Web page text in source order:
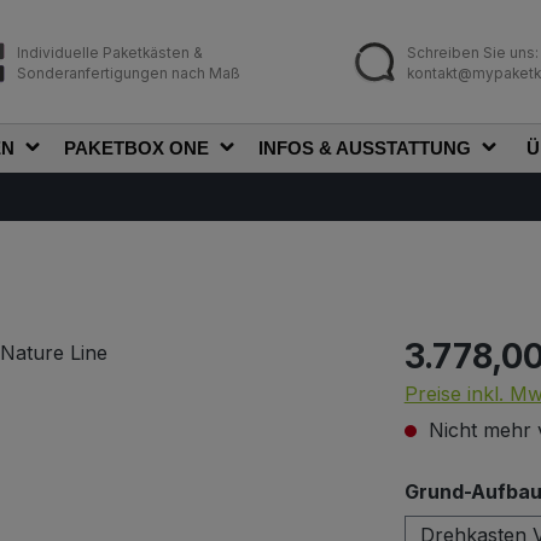
Individuelle Paketkästen &
Sonderanfertigungen nach Maß
Schreiben Sie uns:
PAKETBOX ONE INFOS & AUSSTATTUNG
Regulärer
Preise inkl.
Nicht mehr
Grund-
Drehkasten